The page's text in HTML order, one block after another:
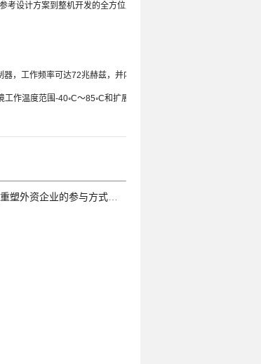
设计方案到整机开发的全方位支持。
，工作频率可达72兆赫兹，并内置高速flash存储
作温度范围-40◦C～85◦C和扩展型温度范围-40◦C
资企业的参与方式单片机解密